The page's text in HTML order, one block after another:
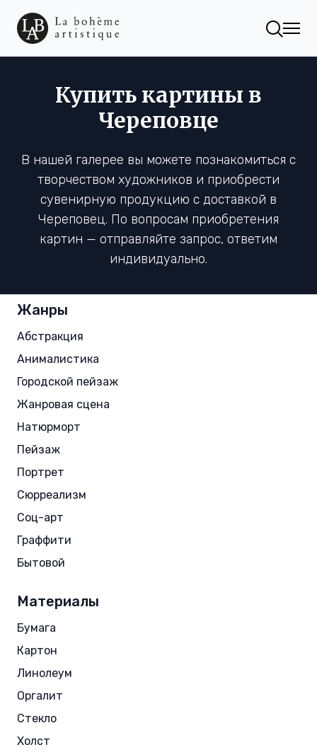
Купить картины в
Череповце
В нашей галерее вы можете познакомиться с
творчеством художников и приобрести
сувенирную продукцию с доставкой в
Череповец. По вопросам приобретения
картин — отправляйте запрос, ответим
индивидуально.
Жанры
Абстракция
Анималистика
Городской пейзаж
Жанровая сцена
Натюрморт
Пейзаж
Портрет
Сюрреализм
Соц-арт
Граффити
Бытовой
Материалы
Бумага
Картон
Линолеум
Оргалит
Стекло
Холст